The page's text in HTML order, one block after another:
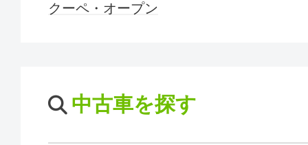
クーペ・オープン
中古車を探す